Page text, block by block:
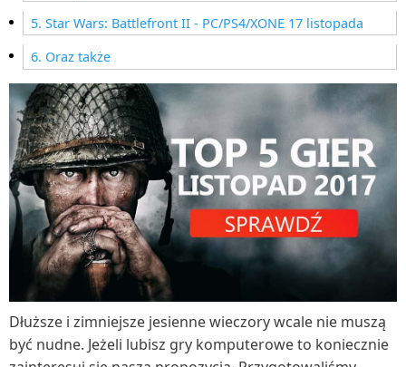
5. Star Wars: Battlefront II - PC/PS4/XONE 17 listopada
6. Oraz także
Dłuższe i zimniejsze jesienne wieczory wcale nie muszą
być nudne. Jeżeli lubisz gry komputerowe to koniecznie